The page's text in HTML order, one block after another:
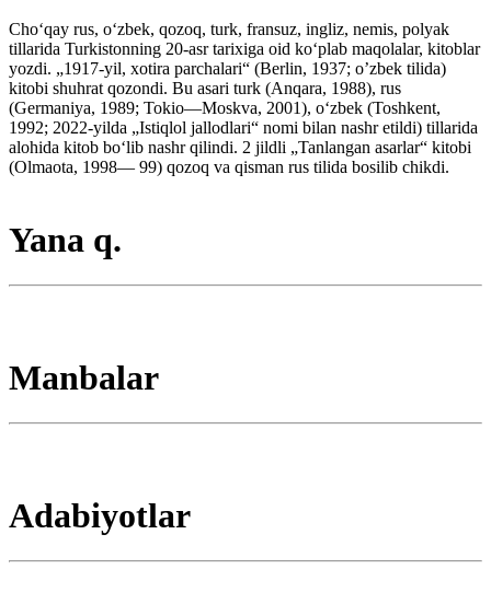
Choʻqay rus, oʻzbek, qozoq, turk, fransuz, ingliz, nemis, polyak
tillarida Turkistonning 20-asr tarixiga oid koʻplab maqolalar, kitoblar
yozdi. „1917-yil, xotira parchalari“ (Berlin, 1937; oʼzbek tilida)
kitobi shuhrat qozondi. Bu asari turk (Anqara, 1988), rus
(Germaniya, 1989; Tokio—Moskva, 2001), oʻzbek (Toshkent,
1992; 2022-yilda „Istiqlol jallodlari“ nomi bilan nashr etildi) tillarida
alohida kitob boʻlib nashr qilindi. 2 jildli „Tanlangan asarlar“ kitobi
(Olmaota, 1998— 99) qozoq va qisman rus tilida bosilib chikdi.
Yana q.
Manbalar
Adabiyotlar